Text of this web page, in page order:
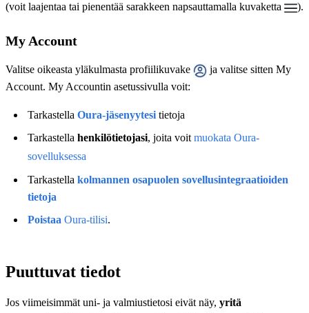
(voit laajentaa tai pienentää sarakkeen napsauttamalla kuvaketta
).
My Account
Valitse oikeasta yläkulmasta profiilikuvake
ja valitse sitten My
Account. My Accountin asetussivulla voit:
Tarkastella Oura-jäsenyytesi tietoja
Tarkastella henkilötietojasi, joita voit muokata Oura-
sovelluksessa
Tarkastella kolmannen osapuolen sovellusintegraatioiden
tietoja
Poistaa Oura-tilisi.
Puuttuvat tiedot
Jos viimeisimmät uni- ja valmiustietosi eivät näy, yritä